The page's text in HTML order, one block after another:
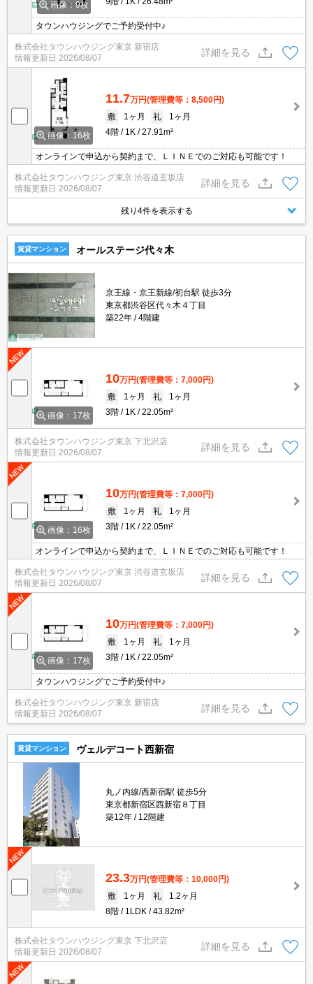
画像：9枚
タウンハウジングでご予約受付中♪
株式会社タウンハウジング東京 新宿店
情報更新日 2026/08/07
詳細を見る
画像：16枚
11.7万円(管理費等：8,500円)
敷
1ヶ月 礼
1ヶ月
4階
1K 27.91m²
オンラインで申込から契約まで、ＬＩＮＥでのご対応も可能です！
株式会社タウンハウジング東京 渋谷道玄坂店
情報更新日 2026/08/07
詳細を見る
残り4件を表示する
賃貸マンション オールステージ代々木
京王線・京王新線/初台駅 徒歩3分
東京都渋谷区代々木４丁目
築22年
4階建
画像：17枚
10万円(管理費等：7,000円)
敷
1ヶ月 礼
1ヶ月
3階
1K 22.05m²
株式会社タウンハウジング東京 下北沢店
情報更新日 2026/08/07
詳細を見る
画像：16枚
10万円(管理費等：7,000円)
敷
1ヶ月 礼
1ヶ月
3階
1K 22.05m²
オンラインで申込から契約まで、ＬＩＮＥでのご対応も可能です！
株式会社タウンハウジング東京 渋谷道玄坂店
情報更新日 2026/08/07
詳細を見る
画像：17枚
10万円(管理費等：7,000円)
敷
1ヶ月 礼
1ヶ月
3階
1K 22.05m²
タウンハウジングでご予約受付中♪
株式会社タウンハウジング東京 新宿店
情報更新日 2026/08/07
詳細を見る
賃貸マンション ヴェルデコート西新宿
丸ノ内線/西新宿駅 徒歩5分
東京都新宿区西新宿８丁目
築12年
12階建
23.3万円(管理費等：10,000円)
敷
1ヶ月 礼
1.2ヶ月
8階
1LDK 43.82m²
株式会社タウンハウジング東京 下北沢店
情報更新日 2026/08/07
詳細を見る